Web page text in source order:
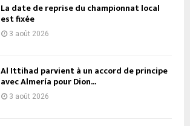
La date de reprise du championnat local
est fixée
3 août 2026
Al Ittihad parvient à un accord de principe
avec Almería pour Dion...
3 août 2026